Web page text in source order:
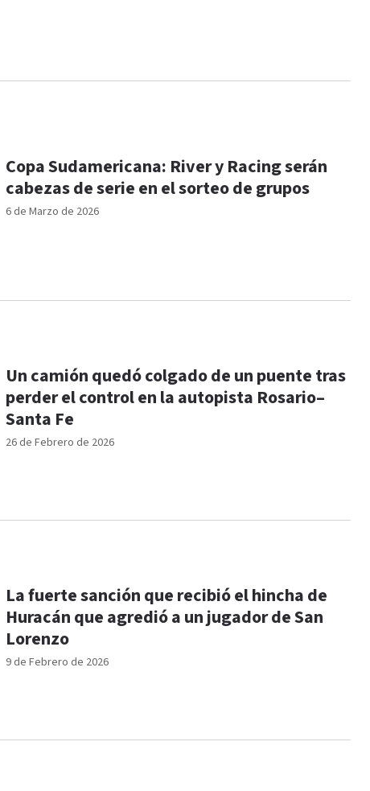
6 de Marzo de 2026
Copa Sudamericana: River y Racing serán
cabezas de serie en el sorteo de grupos
26 de Febrero de 2026
Un camión quedó colgado de un puente tras
perder el control en la autopista Rosario–
Santa Fe
9 de Febrero de 2026
La fuerte sanción que recibió el hincha de
Huracán que agredió a un jugador de San
Lorenzo